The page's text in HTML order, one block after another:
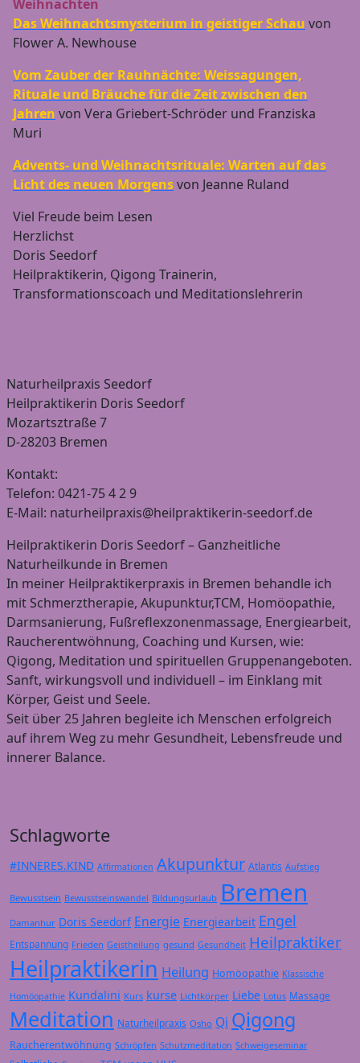
Weihnachten
Das Weihnachtsmysterium in geistiger Schau von
Flower A. Newhouse
Vom Zauber der Rauhnächte: Weissagungen,
Rituale und Bräuche für die Zeit zwischen den
Jahren von Vera Griebert-Schröder und Franziska
Muri
Advents- und Weihnachtsrituale: Warten auf das
Licht des neuen Morgensvon Jeanne Ruland
Viel Freude beim Lesen
Herzlichst
Doris Seedorf
Heilpraktikerin, Qigong Trainerin,
Transformationscoach und Meditationslehrerin
Naturheilpraxis Seedorf
Heilpraktikerin Doris Seedorf
Mozartsztraße 7
D-28203 Bremen
Kontakt:
Telefon: 0421-75 4 2 9
E-Mail: naturheilpraxis@heilpraktikerin-seedorf.de
Heilpraktikerin Doris Seedorf – Ganzheitliche
Naturheilkunde in Bremen
In meiner Heilpraktikerpraxis in Bremen behandle ich
mit Schmerztherapie, Akupunktur,TCM, Homöopathie,
Darmsanierung, Fußreflexzonenmassage, Energiearbeit,
Raucherentwöhnung, Coaching und Kursen, wie:
Qigong, Meditation und spirituellen Gruppenangeboten.
Sanft, wirkungsvoll und individuell – im Einklang mit
Körper, Geist und Seele.
Seit über 25 Jahren begleite ich Menschen erfolgreich
auf ihrem Weg zu mehr Gesundheit, Lebensfreude und
innerer Balance.
Schlagworte
#INNERES.KIND Affirmationen Akupunktur Atlantis Aufstieg
Bewusstsein Bewusstseinswandel Bildungsurlaub Bremen
Damanhur Doris Seedorf Energie Energiearbeit Engel
Entspannung Frieden Geistheilung gesund Gesundheit Heilpraktiker
Heilpraktikerin Heilung Homöopathie Klassische
Homöopathie Kundalini Kurs kurse Lichtkörper Liebe Lotus Massage
Meditation Naturheilpraxis Osho Qi Qigong
Raucherentwöhnung Schröpfen Schutzmeditation Schweigeseminar